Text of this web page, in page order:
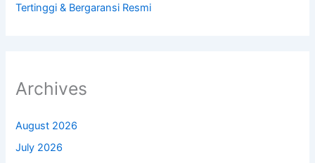
Tertinggi & Bergaransi Resmi
Archives
August 2026
July 2026